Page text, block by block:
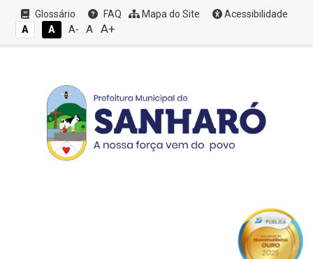
Glossário FAQ Mapa do Site
Acessibilidade
A
A A- A A+